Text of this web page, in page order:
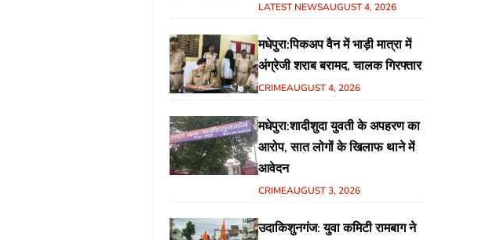
LATEST NEWSAUGUST 4, 2026
मधेपुरा:पिकअप वैन में भाड़ी मात्रा में
अंग्रेजी शराब बरामद, चालक गिरफ्तार
CRIMEAUGUST 4, 2026
मधेपुरा:शादीशुदा युवती के अपहरण का
आरोप, सात लोगों के खिलाफ थाने में
आवेदन
CRIMEAUGUST 3, 2026
उदाकिशुनगंज: युवा कमिटी रामबाग ने